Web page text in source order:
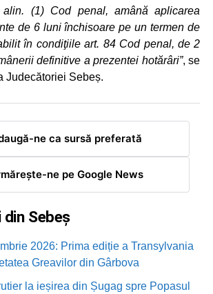
(1) Cod penal, amână aplicarea
de 6 luni închisoare pe un termen de
în condiţiile art. 84 Cod penal, de 2
definitive a prezentei hotărâri”, se
Judecătoriei Sebeș.
ne ca sursă preferată
ne pe Google News
Sebeș
2026: Prima ediție a Transylvania
Greavilor din Gârbova
la ieșirea din Șugag spre Popasul